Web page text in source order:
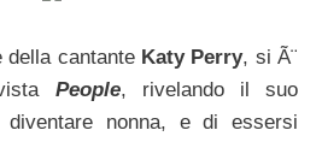
della cantante Katy Perry, si Ã¨
People, rivelando il suo
diventare nonna, e di essersi